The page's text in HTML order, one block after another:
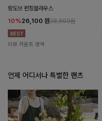
랑도브 펀칭블라우스
10%26,100 원28,900원
리뷰 카운트 영역
언제 어디서나 특별한 팬츠